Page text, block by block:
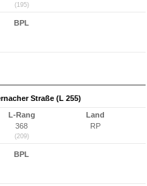
(195)
BPL
Straße (L 255)
L-Rang
368
(209)
Land
RP
BPL